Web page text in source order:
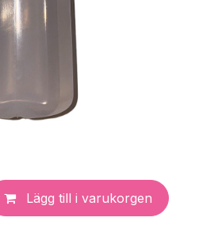
Lägg till i varukorgen